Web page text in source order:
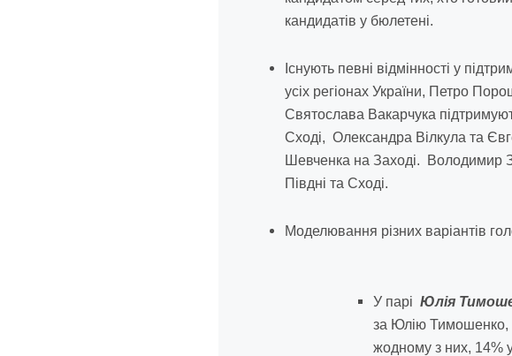
кандидатів у бюлетені.
Існують певні відмінності у
усіх регіонах України, Петро
Святослава Вакарчука
Сході, Олександра Вілкула та
Шевченка на Заході. Володимир
Півдні та Сході.
Моделювання різних варіантів
У парі Юлія
за Юлію Тимошенко,
жодному з них, 14%